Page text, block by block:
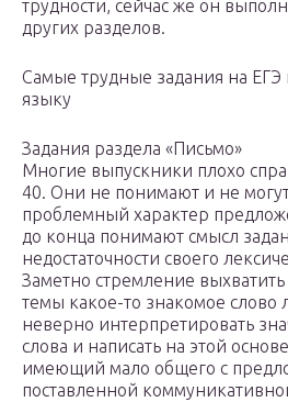
трудности, сейчас же он
других разделов.
Самые трудные задания на ЕГЭ
языку
Задания раздела «Письмо»
Многие выпускники плохо
40. Они не понимают и не
проблемный характер
до конца понимают смысл
недостаточности своего
Заметно стремление
темы какое-то знакомое слово
неверно интерпретировать
слова и написать на этой
имеющий мало общего с
поставленной